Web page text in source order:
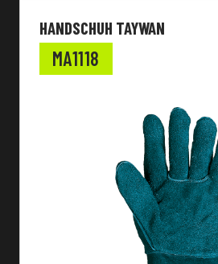
HANDSCHUH TAYWAN
MA1118